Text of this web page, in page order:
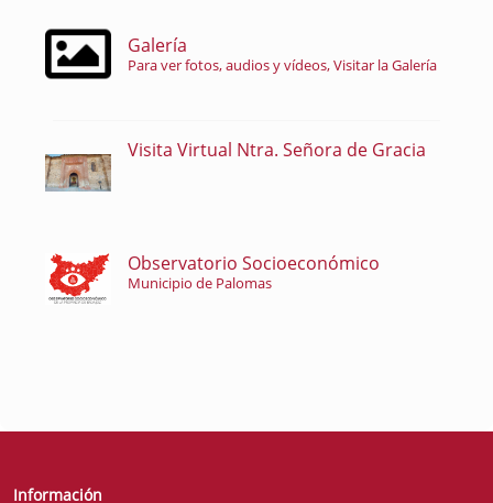
Galería
Para ver fotos, audios y vídeos, Visitar la Galería
Visita Virtual Ntra. Señora de Gracia
Observatorio Socioeconómico
Municipio de Palomas
Información